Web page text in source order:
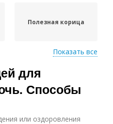
Полезная корица
Основные свойства
Показать все
для
Способы
или оздоровления